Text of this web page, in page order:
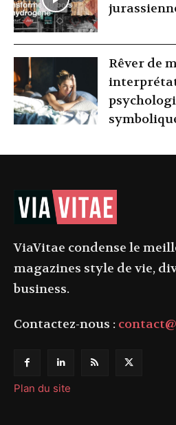
Rêver de
ViaVitae condense le
magazines style de vie,
business.
Contactez-nous :
Plan du site